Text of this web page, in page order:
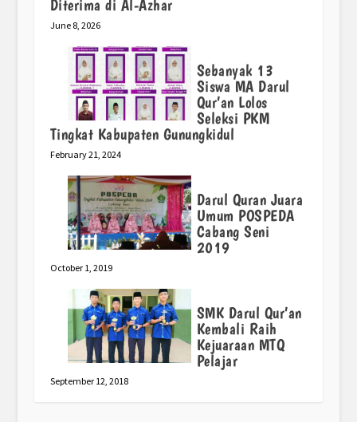
Diterima di Al-Azhar
June 8, 2026
Sebanyak 13
Siswa MA Darul
Qur’an Lolos
Seleksi PKM
Tingkat Kabupaten Gunungkidul
February 21, 2024
Darul Quran Juara
Umum POSPEDA
Cabang Seni
2019
October 1, 2019
SMK Darul Qur’an
Kembali Raih
Kejuaraan MTQ
Pelajar
September 12, 2018